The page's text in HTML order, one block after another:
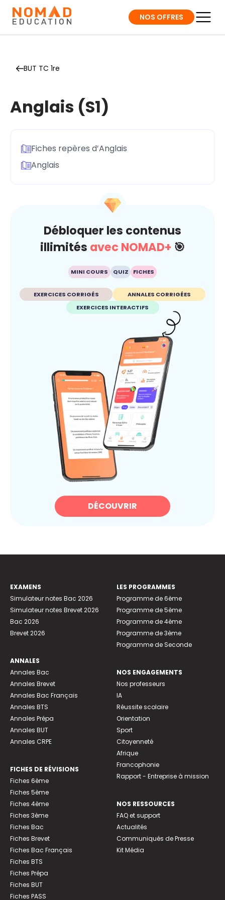
NOS OFFRES
BUT TC 1re
Anglais (S1)
Fiches repères d’Anglais
Anglais
Débloquer les contenus
illimités avec NOMAD+ 🎯
MINI COURS QUIZ FICHES
EXERCICES CORRIGÉS
ANNALES CORRIGÉES
EXERCICES INTERACTIFS
DÉCOUVRIR
EXAMENS
Simulateur notes Bac 2026
Simulateur notes Brevet 2026
Bac 2026
Brevet 2026
ANNALES
Annales Bac
Annales Brevet
Annales Bac Français
Annales BTS
Annales Prépa
Annales BUT
Annales CRPE
FICHES DE RÉVISIONS
Fiches 6ème
Fiches 5ème
Fiches 4ème
Fiches 3ème
Fiches Bac
Fiches Brevet
Fiches Bac Français
Fiches BTS
Fiches Prépa
Fiches BUT
Fiches PASS
LES PROGRAMMES
Programme de 6ème
Programme de 5ème
Programme de 4ème
Programme de 3ème
Programme de Seconde
NOS ENGAGEMENTS
Nos professeurs
IA
Réussite scolaire
Orientation
Sport
Citoyenneté
Afrique
Francophonie
Rapport - Entreprise à mission
NOS RESSOURCES
FAQ et support
Actualités
Communiqués de Presse
Kit Média